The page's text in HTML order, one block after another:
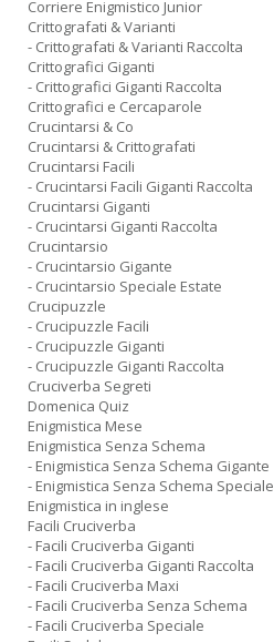
Corriere Enigmistico Junior
Crittografati & Varianti
- Crittografati & Varianti Raccolta
Crittografici Giganti
- Crittografici Giganti Raccolta
Crittografici e Cercaparole
Crucintarsi & Co
Crucintarsi & Crittografati
Crucintarsi Facili
- Crucintarsi Facili Giganti Raccolta
Crucintarsi Giganti
- Crucintarsi Giganti Raccolta
Crucintarsio
- Crucintarsio Gigante
- Crucintarsio Speciale Estate
Crucipuzzle
- Crucipuzzle Facili
- Crucipuzzle Giganti
- Crucipuzzle Giganti Raccolta
Cruciverba Segreti
Domenica Quiz
Enigmistica Mese
Enigmistica Senza Schema
- Enigmistica Senza Schema Gigante
- Enigmistica Senza Schema Speciale
Enigmistica in inglese
Facili Cruciverba
- Facili Cruciverba Giganti
- Facili Cruciverba Giganti Raccolta
- Facili Cruciverba Maxi
- Facili Cruciverba Senza Schema
- Facili Cruciverba Speciale